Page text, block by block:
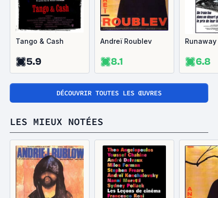
Tango & Cash
5.9
Andreï Roublev
8.1 6.8
DÉCOUVRIR TOUTES LES ŒUVRES
LES MIEUX NOTÉES